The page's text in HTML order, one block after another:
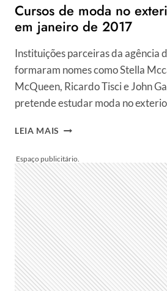
Cursos de moda no
em janeiro de 2017
Instituições parceiras da agência
formaram nomes como Stella
McQueen, Ricardo Tisci e John
pretende estudar moda no
LEIA MAIS CURSOS
NO
EXTERIOR
COM
INÍCIO
EM
JANEIRO
DE
2017